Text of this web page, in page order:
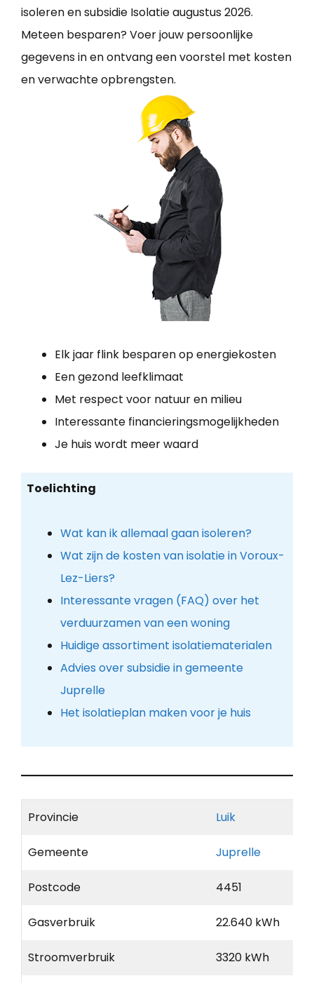
isoleren en subsidie Isolatie augustus 2026.
Meteen besparen? Voer jouw persoonlijke
gegevens in en ontvang een voorstel met kosten
en verwachte opbrengsten.
Elk jaar flink besparen op energiekosten
Een gezond leefklimaat
Met respect voor natuur en milieu
Interessante financieringsmogelijkheden
Je huis wordt meer waard
Toelichting
Wat kan ik allemaal gaan isoleren?
Wat zijn de kosten van isolatie in Voroux-
Lez-Liers?
Interessante vragen (FAQ) over het
verduurzamen van een woning
Huidige assortiment isolatiematerialen
Advies over subsidie in gemeente
Juprelle
Het isolatieplan maken voor je huis
Provincie Luik
Gemeente Juprelle
Postcode 4451
Gasverbruik 22.640 kWh
Stroomverbruik 3320 kWh